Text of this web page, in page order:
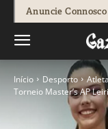
Anuncie Connosco
Início Desporto
Torneio Master’s AP